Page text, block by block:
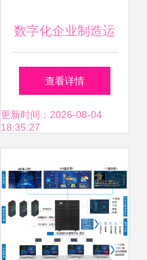
数字化企业制造运
营管理设计方案 制
造运营管理 mom
mom系统的集成与
协同 企业实施
查看详情
更新时间：2026-08-04
18:35:27